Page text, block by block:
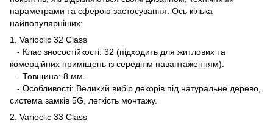
параметрами та сферою застосування. Ось кілька
найпопулярніших:
1. Varioclic 32 Class
- Клас зносостійкості: 32 (підходить для житлових та
комерційних приміщень із середнім навантаженням).
- Товщина: 8 мм.
- Особливості: Великий вибір декорів під натуральне дерево,
система замків 5G, легкість монтажу.
2. Varioclic 33 Class